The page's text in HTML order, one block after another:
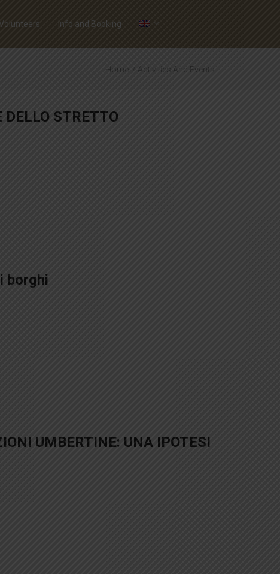
Info and Booking
Home Activities And Events
STRETTO
borghi
UMBERTINE: UNA IPOTESI